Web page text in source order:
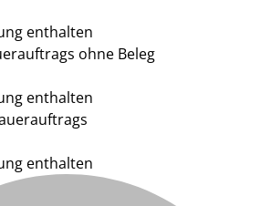
enthalten
ohne Beleg
enthalten
enthalten